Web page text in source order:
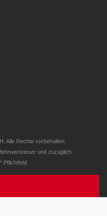
Alle Rechte vorbehalten.
und zuzüglich
Pflichtfeld